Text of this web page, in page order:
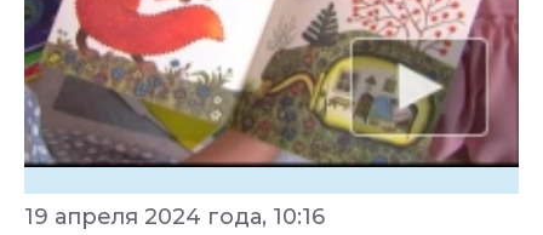
19 апреля 2024 года, 10:16